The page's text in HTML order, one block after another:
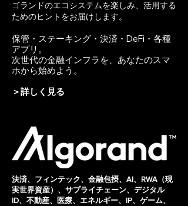
ゴランドのエコシステムを楽しみ、活用する
ためのヒントをお届けします。
保管・ステーキング・決済・DeFi・各種
アプリ。
次世代の金融インフラを、あなたのスマ
ホから始めよう。
＞​詳しく見る
決済、フィンテック、金融包摂、AI、RWA（現
実世界資産）、サプライチェーン、デジタル
ID、不動産、医療、エネルギー、IP、ゲーム、